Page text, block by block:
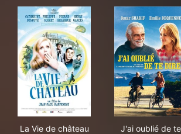
La Vie de château
J'ai oublié de te